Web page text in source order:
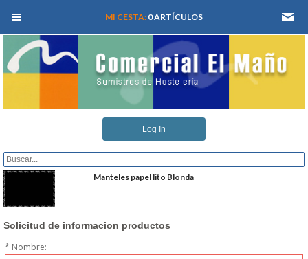
MEN� PRINCIPAL
QUIENES SOMOS
CATALOGOS
REFORMAS Y PROYECTOS
REGISTRARSE
MI CESTA: 0 ARTÍCULOS
Log In
Manteles papel lito Blonda
Solicitud de informacion productos
* Nombre: